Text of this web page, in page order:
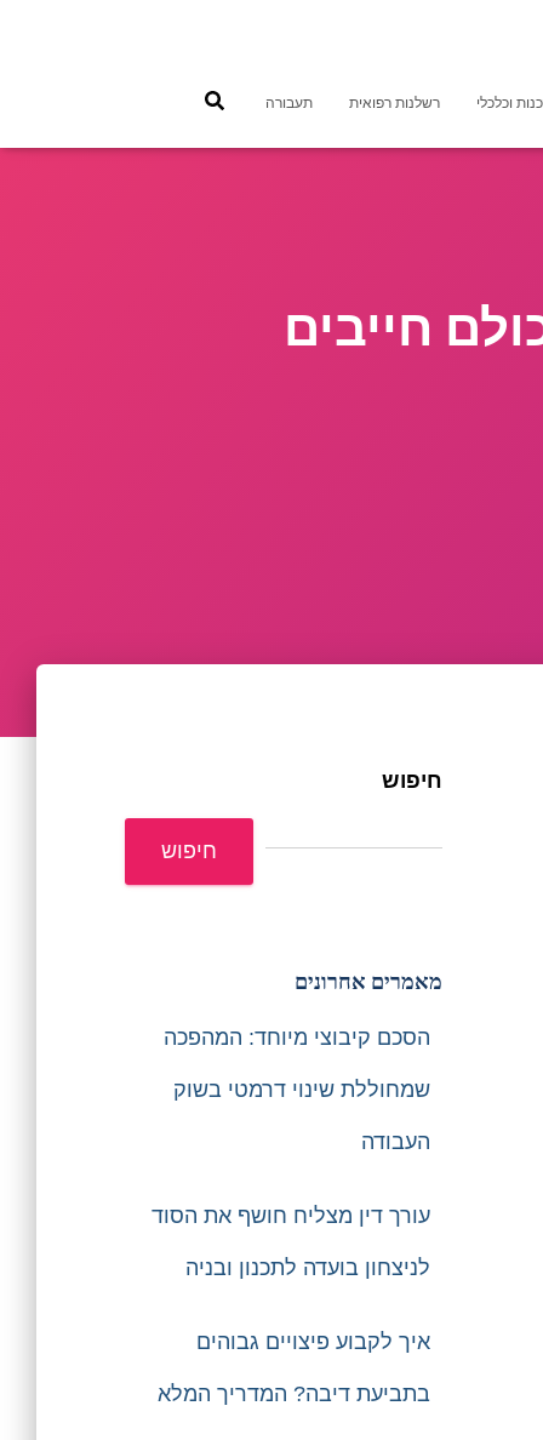
וכלכלי רשלנות רפואית תעבורה
חייבים
חיפוש
חיפוש
מאמרים אחרונים
הסכם קיבוצי מיוחד: המהפכה
שמחוללת שינוי דרמטי בשוק
העבודה
עורך דין מצליח חושף את הסוד
לניצחון בועדה לתכנון ובניה
איך לקבוע פיצויים גבוהים
בתביעת דיבה? המדריך המלא